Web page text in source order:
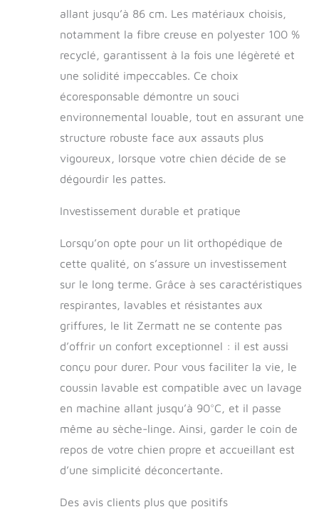
compagnie a un
bord haut stable
mais doux et fait de
ce lit un endroit
confortable que la
plupart des chiens
immédiatement et
volontiers Durable
et robuste : grâce à
coutures solides,
chien sont une
véritable
produits durables en
raison de leur
supérieure et naturel
- Le tissu résistant
en mélange de
peau est très
résistant et durable
- Un endroit douillet
et sans odeur pour
chien Élégant et
confortable : le
avec l'entrée
confortable fait de
allant jusqu’à 86 cm. Les matériaux choisis,
notamment la fibre creuse en polyester 100 %
recyclé, garantissent à la fois une légèreté et
une solidité impeccables. Ce choix
écoresponsable démontre un souci
environnemental louable, tout en assurant une
structure robuste face aux assauts plus
vigoureux, lorsque votre chien décide de se
dégourdir les pattes.
Investissement durable et pratique
Lorsqu’on opte pour un lit orthopédique de
cette qualité, on s’assure un investissement
sur le long terme. Grâce à ses caractéristiques
respirantes, lavables et résistantes aux
griffures, le lit Zermatt ne se contente pas
d’offrir un confort exceptionnel : il est aussi
conçu pour durer. Pour vous faciliter la vie, le
coussin lavable est compatible avec un lavage
en machine allant jusqu’à 90°C, et il passe
même au sèche-linge. Ainsi, garder le coin de
repos de votre chien propre et accueillant est
d’une simplicité déconcertante.
Des avis clients plus que positifs